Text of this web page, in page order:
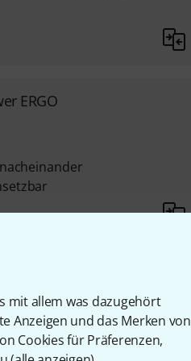
mit allem was dazugehört
Anzeigen und das Merken von
Cookies für Präferenzen,
ERGO
UVP:85,76 € -36%